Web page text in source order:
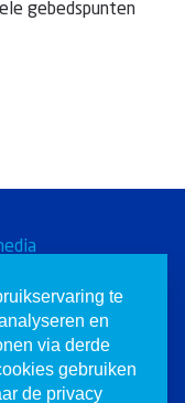
gebedspunten
voor
te
en
via derde
gebruiken
de privacy